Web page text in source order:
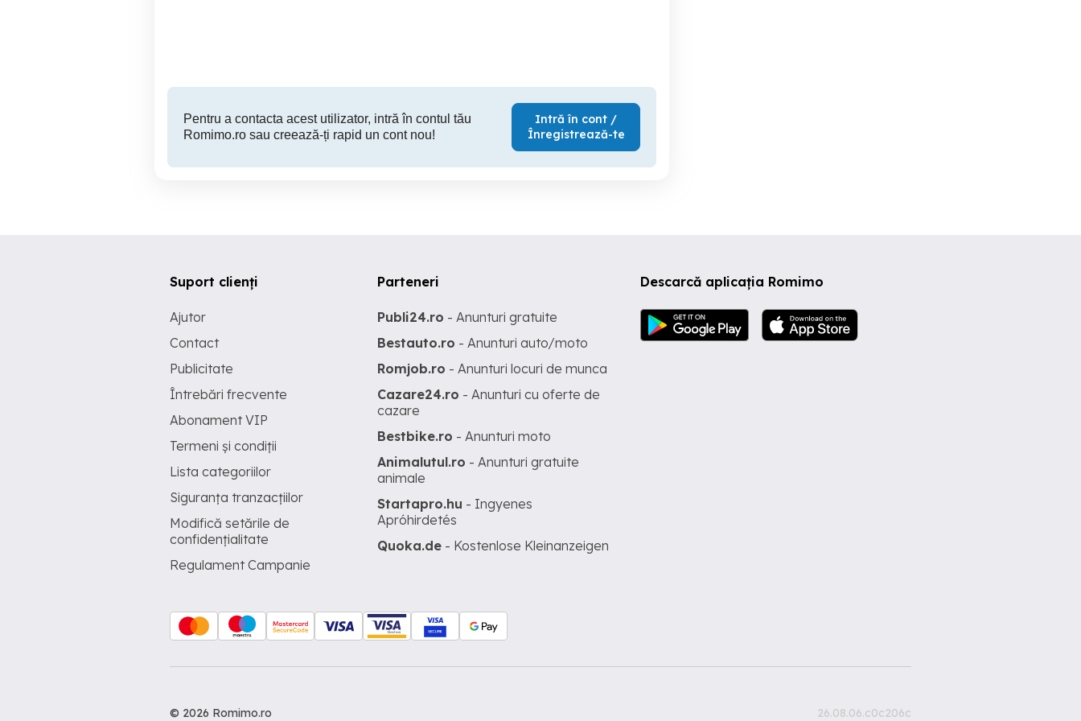
Pentru a contacta acest utilizator, intră în contul tău
Romimo.ro sau creează-ți rapid un cont nou!
Intră în cont /
Înregistrează-te
Descarcă aplicația Romimo
Suport clienți
Ajutor
Contact
Publicitate
Întrebări frecvente
Abonament VIP
Termeni și condiții
Lista categoriilor
Siguranța tranzacțiilor
Modifică setările de
confidențialitate
Regulament Campanie
Parteneri
Publi24.ro - Anunturi gratuite
Bestauto.ro - Anunturi auto/moto
Romjob.ro - Anunturi locuri de munca
Cazare24.ro - Anunturi cu oferte de
cazare
Bestbike.ro - Anunturi moto
Animalutul.ro - Anunturi gratuite
animale
Startapro.hu - Ingyenes
Apróhirdetés
Quoka.de - Kostenlose Kleinanzeigen
© 2026 Romimo.ro 26.08.06.c0c206c